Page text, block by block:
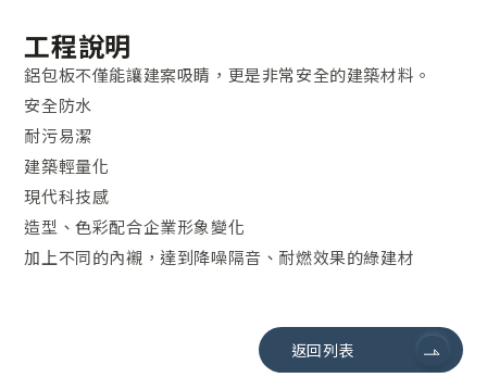
工程說明
鋁包板不僅能讓建案吸睛，更是非常安全的建築材料。
安全防水
耐污易潔
建築輕量化
現代科技感
造型、色彩配合企業形象變化
加上不同的內襯，達到降噪隔音、耐燃效果的綠建材
返回列表